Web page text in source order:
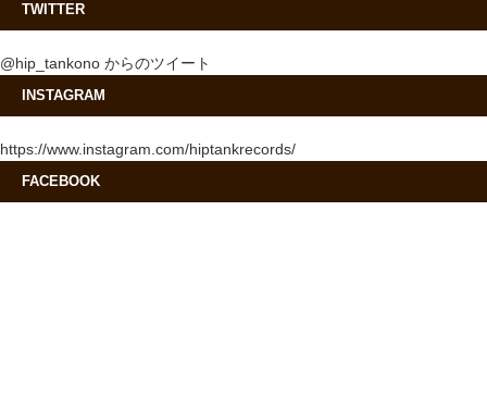
TWITTER
@hip_tankono からのツイート
INSTAGRAM
https://www.instagram.com/hiptankrecords/
FACEBOOK